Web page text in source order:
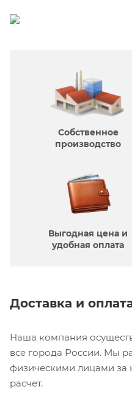
Собственное
производcтво
Выгодная цена и
удобная оплата
Доставка и
Наша компания
все города России. Мы
физическими лицами за
расчет.